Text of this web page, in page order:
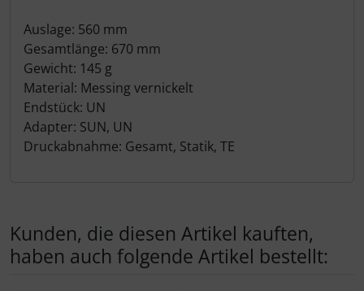
Auslage: 560 mm
Gesamtlänge: 670 mm
Gewicht: 145 g
Material: Messing vernickelt
Endstück: UN
Adapter: SUN, UN
Druckabnahme: Gesamt, Statik, TE
Kunden, die diesen Artikel kauften,
haben auch folgende Artikel bestellt: